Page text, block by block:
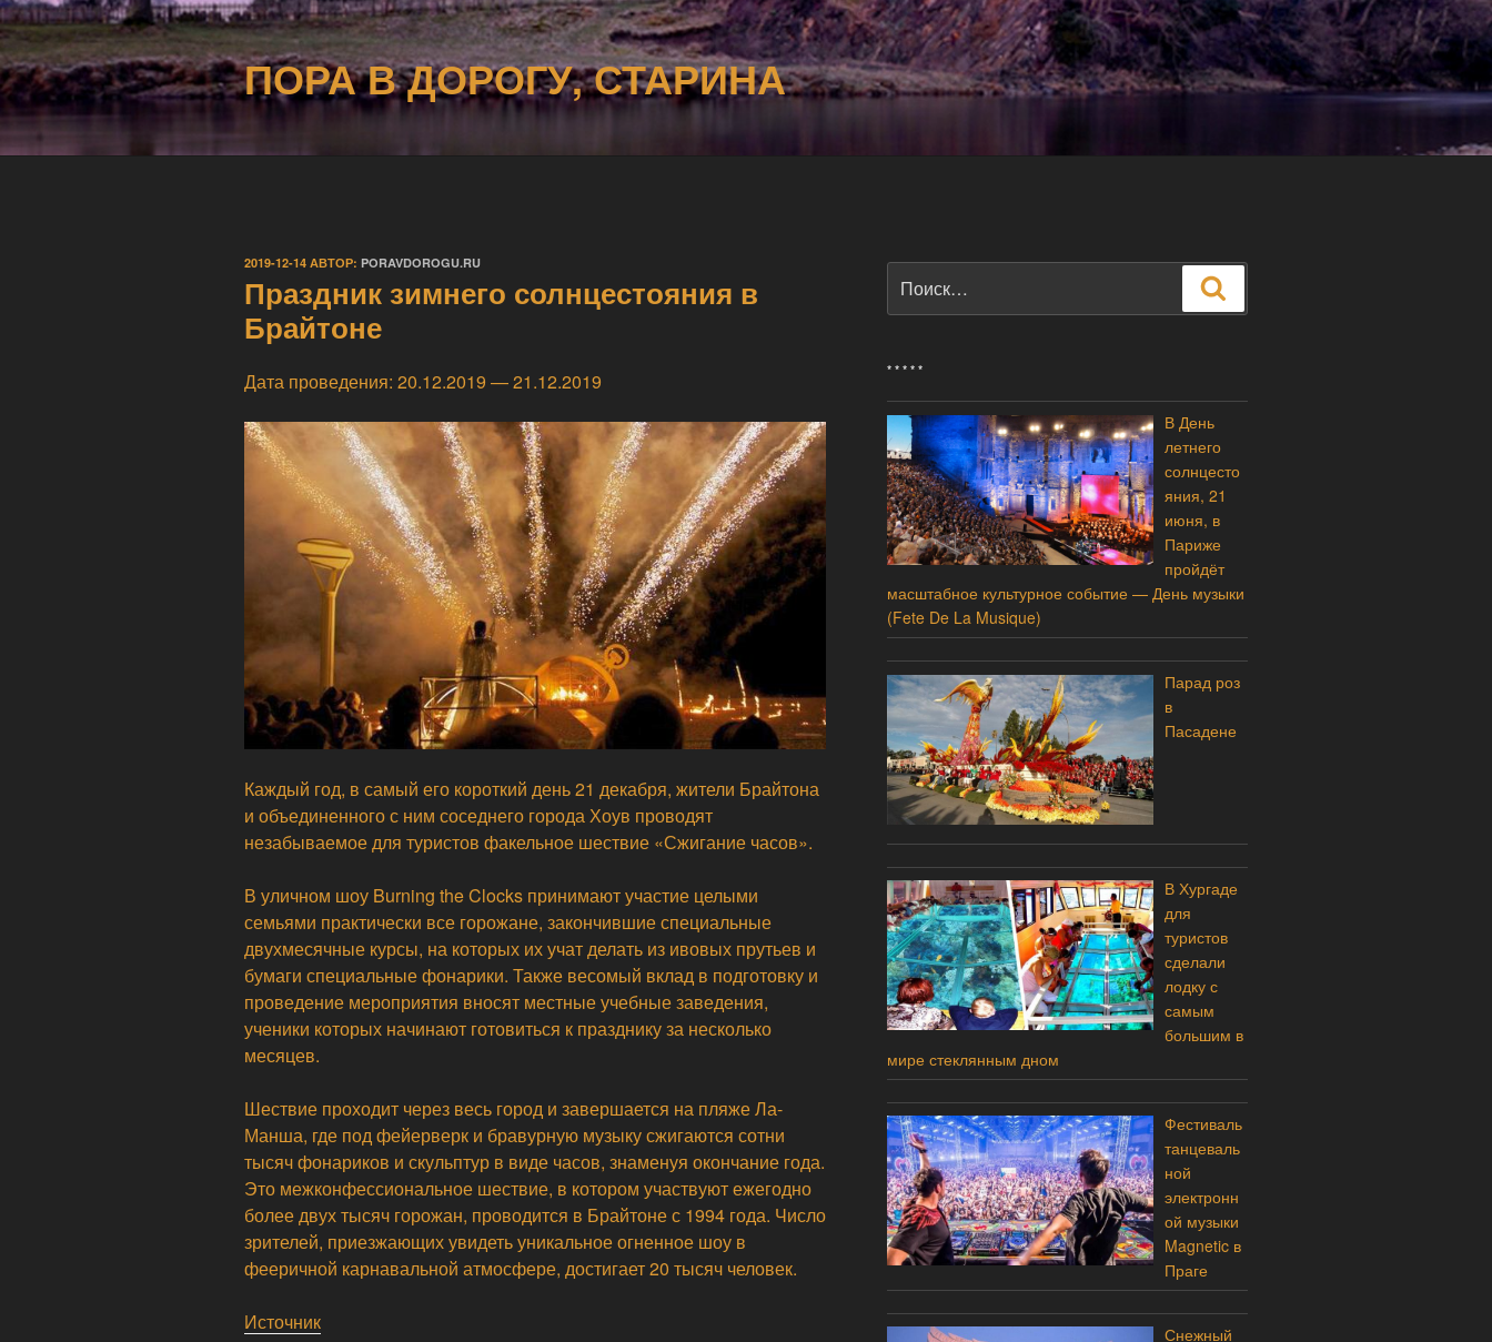
Перейти
к
содержимому
ПОРА В ДОРОГУ, СТАРИНА
ОПУБЛИКОВАНО
2019-12-14 АВТОР: PORAVDOROGU.RU
Праздник зимнего солнцестояния в
Брайтоне
Дата проведения: 20.12.2019 — 21.12.2019
Каждый год, в самый его короткий день 21 декабря, жители Брайтона
и объединенного с ним соседнего города Хоув проводят
незабываемое для туристов факельное шествие «Сжигание часов».
В уличном шоу Burning the Clocks принимают участие целыми
семьями практически все горожане, закончившие специальные
двухмесячные курсы, на которых их учат делать из ивовых прутьев и
бумаги специальные фонарики. Также весомый вклад в подготовку и
проведение мероприятия вносят местные учебные заведения,
ученики которых начинают готовиться к празднику за несколько
месяцев.
Шествие проходит через весь город и завершается на пляже Ла-
Манша, где под фейерверк и бравурную музыку сжигаются сотни
тысяч фонариков и скульптур в виде часов, знаменуя окончание года.
Это межконфессиональное шествие, в котором участвуют ежегодно
более двух тысяч горожан, проводится в Брайтоне с 1994 года. Число
зрителей, приезжающих увидеть уникальное огненное шоу в
фееричной карнавальной атмосфере, достигает 20 тысяч человек.
Источник
* * * * *
В День
летнего
солнцесто
яния, 21
июня, в
Париже
пройдёт
масштабное культурное событие — День музыки
(Fete De La Musique)
Парад роз
в
Пасадене
В Хургаде
для
туристов
сделали
лодку с
самым
большим в
мире стеклянным дном
Фестиваль
танцеваль
ной
электронн
ой музыки
Magnetic в
Праге
Снежный